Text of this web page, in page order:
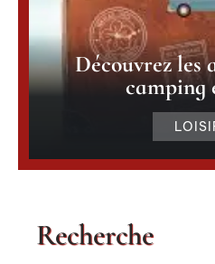
Découvrez les
camping
Recherche